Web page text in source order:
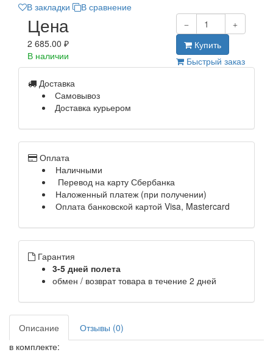
В закладки В сравнение
Цена
2 685.00 ₽
В наличии
Купить
Быстрый заказ
Доставка
Самовывоз
Доставка курьером
Оплата
Наличными
Перевод на карту Сбербанка
Наложенный платеж (при получении)
Оплата банковской картой Visa, Mastercard
Гарантия
3-5 дней полета
обмен / возврат товара в течение 2 дней
Описание
Отзывы (0)
в комплекте: